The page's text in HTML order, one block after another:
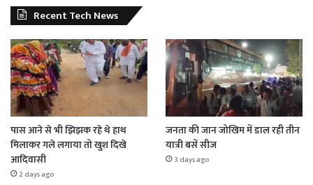
Recent Tech News
पास आने से भी झिझक रहे थे हाथ
मिलाकर गले लगाया तो खुश दिखे
आदिवासी
2 days ago
जनता की जान जोखिम में डाल रही तीन
यात्री बसें सीज
3 days ago